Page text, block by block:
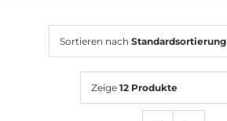
Gesicht
Sortieren nach Standardsortierung
Zeige 12 Produkte